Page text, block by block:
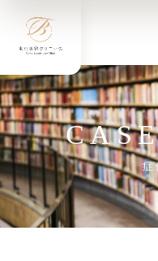
TBCL表参
症